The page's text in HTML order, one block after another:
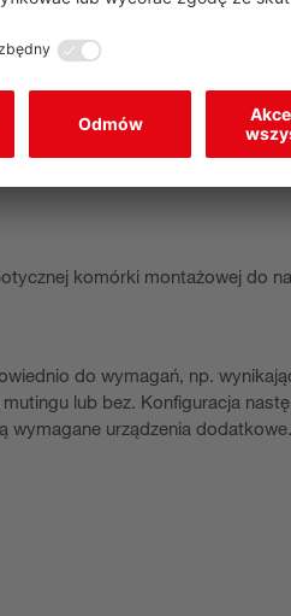
komórki montażowej do
do wymagań, np.
lub bez. Konfiguracja
wymagane urządzenia dodatkowe.